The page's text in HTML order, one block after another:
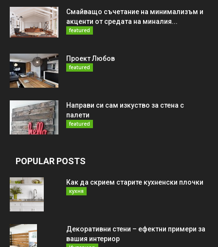
Смайващо съчетание на минимализъм и
акценти от средата на миналия...
featured
Проект Любов
featured
Направи си сам изкуство за стена с
палети
featured
POPULAR POSTS
Как да скрием старите кухненски плочки
кухня
Декоративни стени – ефектни примери за
вашия интериор